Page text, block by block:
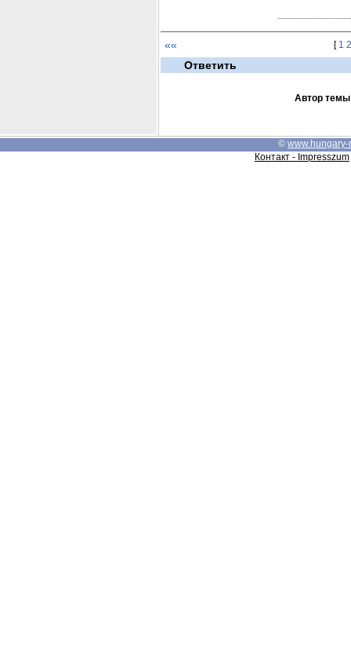
«« [ 1 2
Ответить
Автор темы
© www.hungary-
Контакт - Impresszum